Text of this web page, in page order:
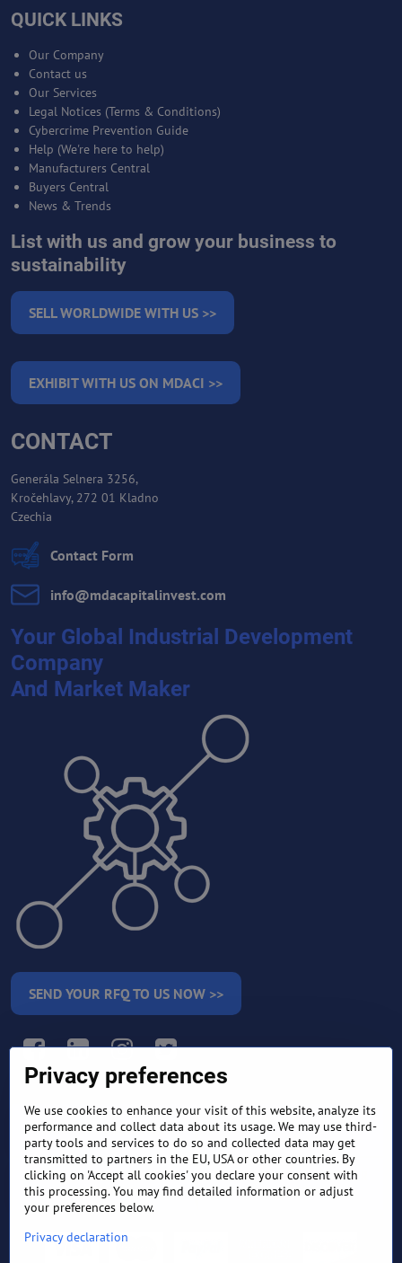
QUICK LINKS
Our Company
Contact us
Our Services
Legal Notices (Terms & Conditions)
Cybercrime Prevention Guide
Help (We're here to help)
Manufacturers Central
Buyers Central
News & Trends
List with us and grow your business to
sustainability
SELL WORLDWIDE WITH US >>
EXHIBIT WITH US ON MDACI >>
CONTACT
Generála Selnera 3256,
Kročehlavy, 272 01 Kladno
Czechia
Contact Form
info​@mdacapitalinvest​.com
Your Global Industrial Development
Company
And Market Maker
SEND YOUR RFQ TO US NOW >>
TERMS AND CONDITIONS
RETURN AND REFUND
POLICY
FREQUENTLY ASKED
QUESTIONS
EXPORT FINANCE & LETTER
OF CREDIT
Privacy preferences
We use cookies to enhance your visit of this website, analyze its
performance and collect data about its usage. We may use third-
party tools and services to do so and collected data may get
transmitted to partners in the EU, USA or other countries. By
clicking on 'Accept all cookies' you declare your consent with
this processing. You may find detailed information or adjust
your preferences below.
Privacy declaration